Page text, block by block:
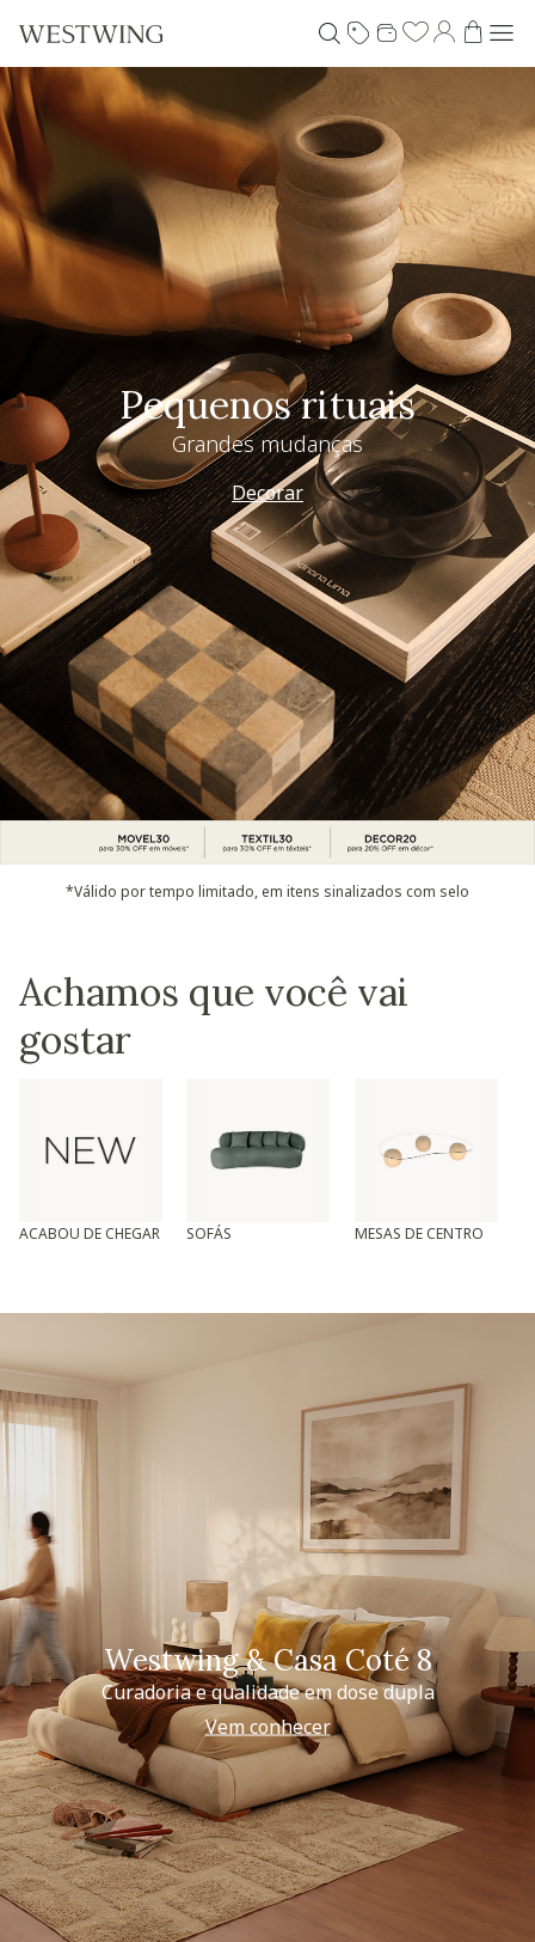
Pequenos rituais
Grandes mudanças
Decorar
*Válido por tempo limitado, em itens sinalizados com selo
Achamos que você vai
gostar
ACABOU DE CHEGAR SOFÁS MESAS DE CENTRO
Westwing & Casa Coté 8
Curadoria e qualidade em dose dupla
Vem conhecer